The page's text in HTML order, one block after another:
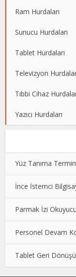
Ram Hurdaları
Sunucu Hurdaları
Tablet Hurdaları
Televizyon
Tıbbi Cihaz
Yazıcı Hurdaları
Yüz Tanıma
İnce İstemci
Parmak İzi
Personel Devam
Tablet Geri